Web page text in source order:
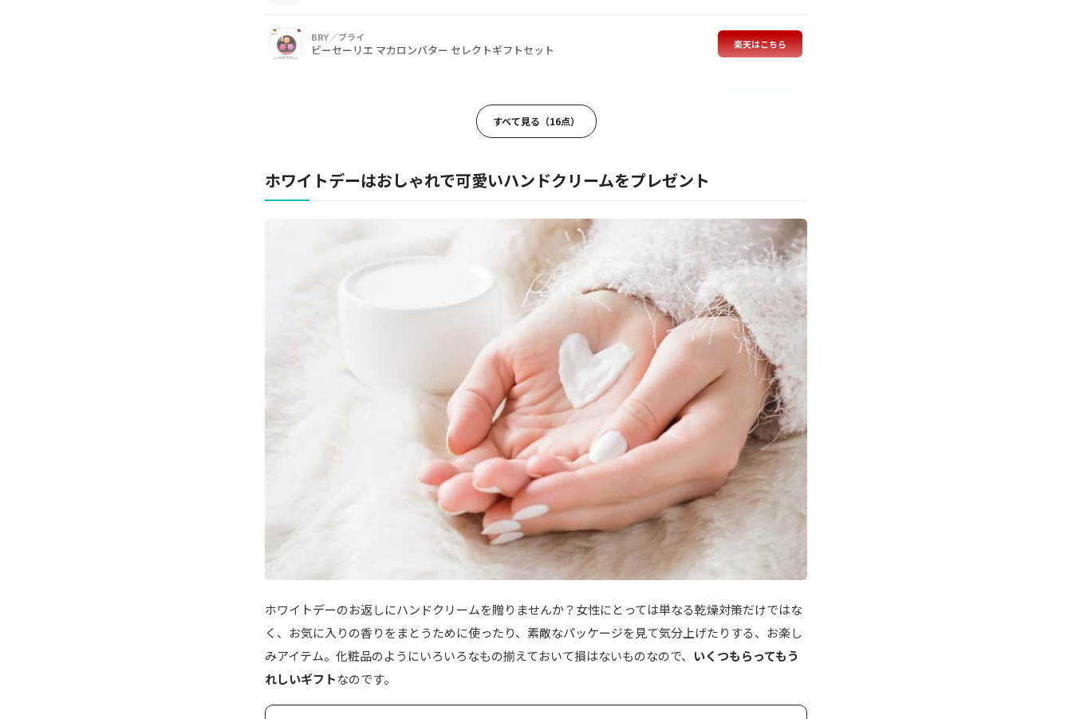
BRY／ブライ
ビーセーリエ マカロンバター セレクトギフトセット 楽天はこちら
ロクシタン ハンドクリームギフトコレクション Thank you!
商品詳細はこちら
MARKS&WEB／マークスアンドウェブ
ハーバルハンドクリーム 商品詳細はこちら
商品詳細はこちら
商品詳細はこちら
ハンド＆スキンケアクリーム 楽天はこちら
商品詳細はこちら
クロエ パフューム ハンドクリーム
Sweets Maison／スウィーツメゾン
メルティチョコシリーズフルーティホイップ＆ネイルクリーム 商品詳細はこちら
Sweets Maison／スイーツメゾン
すべて見る（16点）
ホワイトデーはおしゃれで可愛いハンドクリームをプレゼント
ホワイトデーのお返しにハンドクリームを贈りませんか？女性にとっては単なる乾燥対策だけではな
く、お気に入りの香りをまとうために使ったり、素敵なパッケージを見て気分上げたりする、お楽し
みアイテム。化粧品のようにいろいろなもの揃えておいて損はないものなので、 いくつもらってもう
れしいギフトなのです。